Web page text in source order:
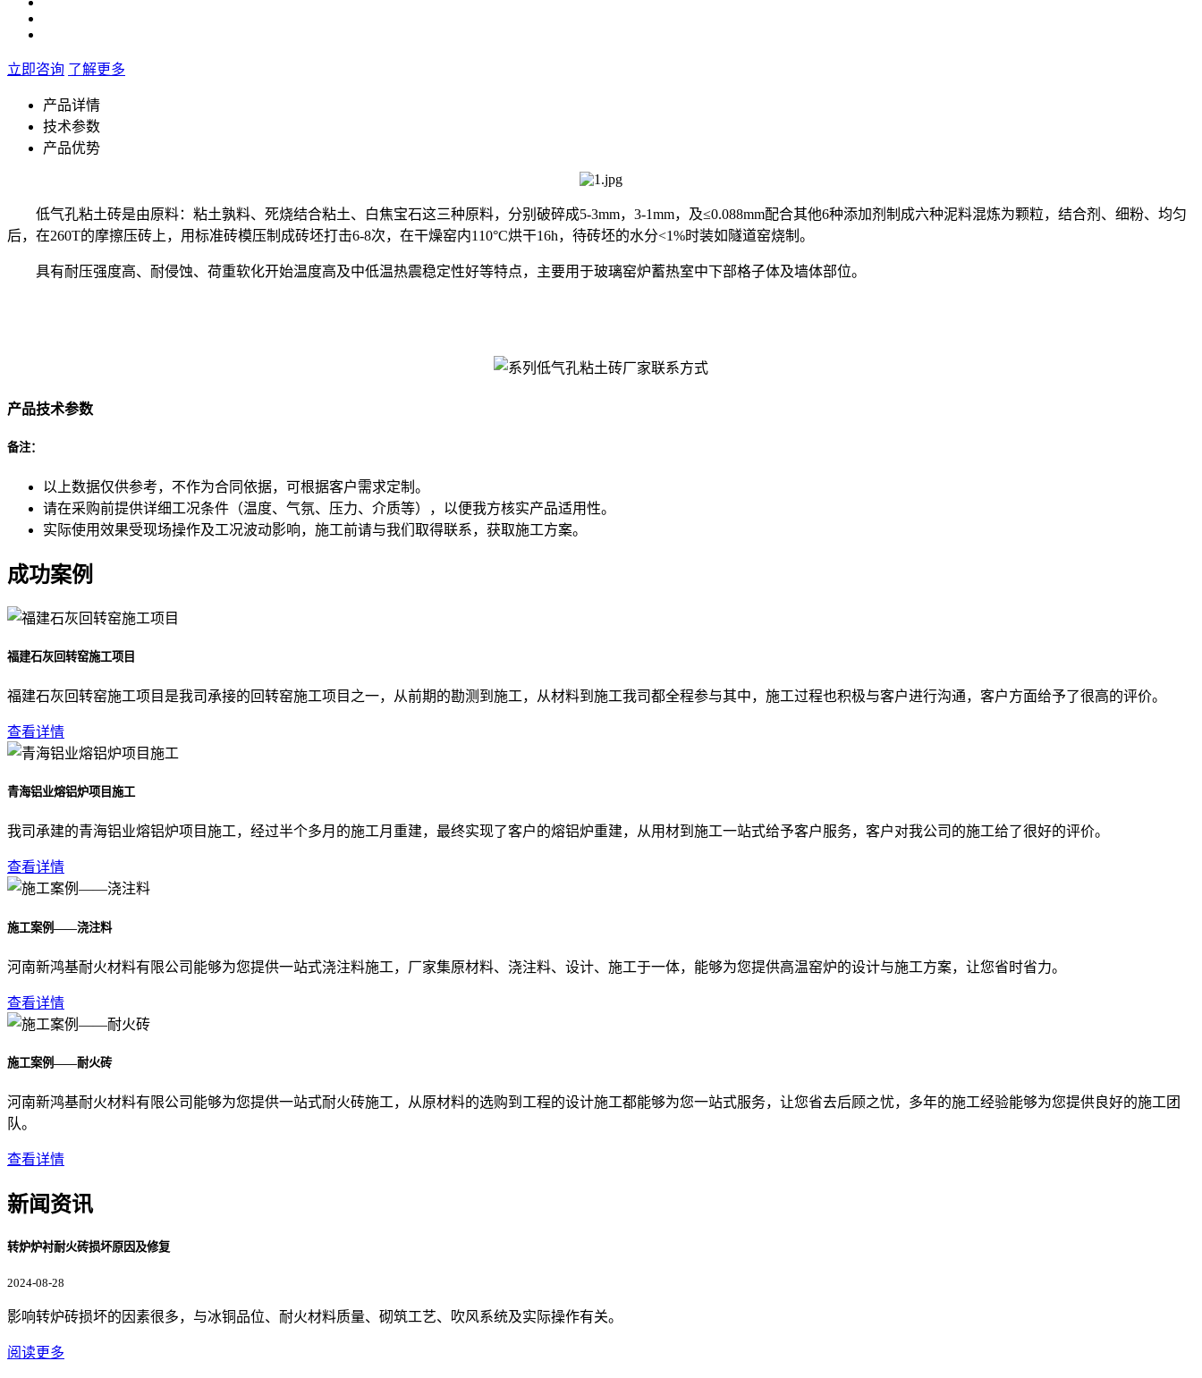
立即咨询 了解更多
产品详情
技术参数
产品优势
低气孔粘土砖是由原料：粘土孰料、死烧结合粘土、白焦宝石这三种原料，分别破碎成5-3mm，3-1mm，及≤0.088mm配合其他6种添加剂制成六种泥料混炼为颗粒，结合剂、细粉、均匀
后，在260T的摩擦压砖上，用标准砖模压制成砖坯打击6-8次，在干燥窑内110°C烘干16h，待砖坯的水分<1%时装如隧道窑烧制。
具有耐压强度高、耐侵蚀、荷重软化开始温度高及中低温热震稳定性好等特点，主要用于玻璃窑炉蓄热室中下部格子体及墙体部位。
产品技术参数
备注：
以上数据仅供参考，不作为合同依据，可根据客户需求定制。
请在采购前提供详细工况条件（温度、气氛、压力、介质等），以便我方核实产品适用性。
实际使用效果受现场操作及工况波动影响，施工前请与我们取得联系，获取施工方案。
成功案例
福建石灰回转窑施工项目
福建石灰回转窑施工项目是我司承接的回转窑施工项目之一，从前期的勘测到施工，从材料到施工我司都全程参与其中，施工过程也积极与客户进行沟通，客户方面给予了很高的评价。
查看详情
青海铝业熔铝炉项目施工
我司承建的青海铝业熔铝炉项目施工，经过半个多月的施工月重建，最终实现了客户的熔铝炉重建，从用材到施工一站式给予客户服务，客户对我公司的施工给了很好的评价。
查看详情
施工案例——浇注料
河南新鸿基耐火材料有限公司能够为您提供一站式浇注料施工，厂家集原材料、浇注料、设计、施工于一体，能够为您提供高温窑炉的设计与施工方案，让您省时省力。
查看详情
施工案例——耐火砖
河南新鸿基耐火材料有限公司能够为您提供一站式耐火砖施工，从原材料的选购到工程的设计施工都能够为您一站式服务，让您省去后顾之忧，多年的施工经验能够为您提供良好的施工团
队。
查看详情
新闻资讯
转炉炉衬耐火砖损坏原因及修复
2024-08-28
影响转炉砖损坏的因素很多，与冰铜品位、耐火材料质量、砌筑工艺、吹风系统及实际操作有关。
阅读更多